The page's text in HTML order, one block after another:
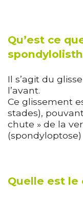
Qu’est ce
Il s’agit du
l’avant.
Ce glissement
stades),
chute » de la
(spondyloptose)
Quelle est le